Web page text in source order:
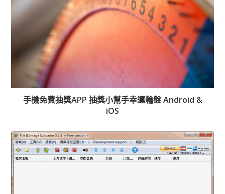
手機免費抽獎APP 抽獎小幫手幸運輪盤 Android &
iOS